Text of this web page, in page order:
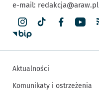
e-mail: redakcja@araw.pl
Aktualności
Komunikaty i ostrzeżenia